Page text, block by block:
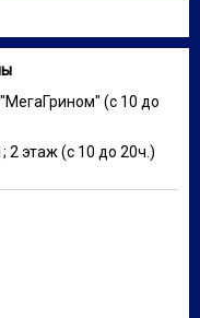
(с 10 до
2 этаж (с 10 до 20ч.)